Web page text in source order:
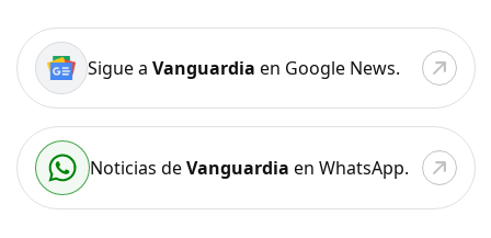
Sigue a Vanguardia en Google News.
Noticias deVanguardia en WhatsApp.